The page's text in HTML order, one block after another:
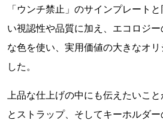
「ウンチ禁止」のサインプレート
い視認性や品質に加え、エコロジ
な色を使い、実用価値の大きなオ
した。
上品な仕上げの中にも伝えたいこ
とストラップ、そしてキーホルダ